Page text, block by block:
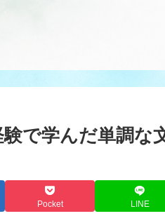
で学んだ単調な
Pocket LINE